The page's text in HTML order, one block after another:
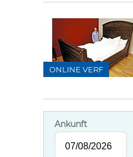
ONLINE VERF
Ankunft